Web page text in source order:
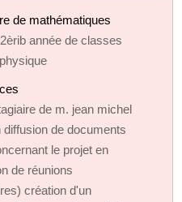
de mathématiques
année de classes
de m. jean michel
de documents
le projet en
de réunions
création d'un